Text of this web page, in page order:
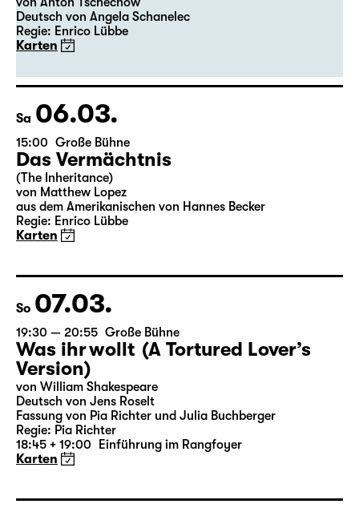
19:30 Große Bühne
Premiere
Onkel Wanja
Deutsch von Angela Schanelec
Regie: Enrico Lübbe
Karten
Sa 06.03.
15:00 Große Bühne
Das Vermächtnis
(The Inheritance)
Regie: Enrico Lübbe
Karten
So 07.03.
19:30 — 20:55 Große Bühne
Was ihr wollt (A Tortured Lover’s
Version)
von William Shakespeare
Deutsch von Jens Roselt